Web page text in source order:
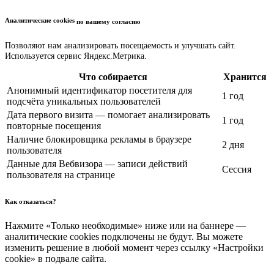
Аналитические cookies по вашему согласию
Позволяют нам анализировать посещаемость и улучшать сайт.
Используется сервис Яндекс.Метрика.
Что собирается
Хранится
Анонимный идентификатор посетителя для
подсчёта уникальных пользователей
1 год
Дата первого визита — помогает анализировать
повторные посещения
1 год
Наличие блокировщика рекламы в браузере
пользователя
2 дня
Данные для Вебвизора — записи действий
пользователя на странице
Сессия
Как отказаться?
Нажмите «Только необходимые» ниже или на баннере —
аналитические cookies подключены не будут. Вы можете
изменить решение в любой момент через ссылку «Настройки
cookie» в подвале сайта.